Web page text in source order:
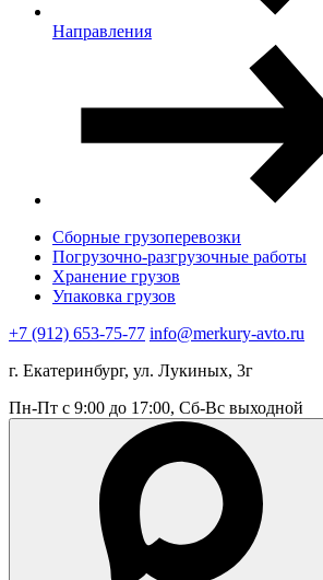
Направления
Сборные грузоперевозки
Погрузочно-разгрузочные работы
Хранение грузов
Упаковка грузов
+7 (912) 653-75-77 info@merkury-avto.ru
г. Екатеринбург, ул. Лукиных, 3г
Пн-Пт с 9:00 до 17:00, Сб-Вс выходной